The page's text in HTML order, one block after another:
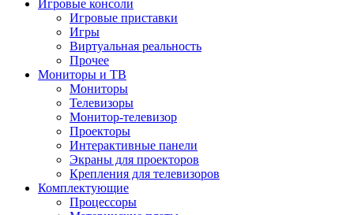
Игровые консоли
Игровые приставки
Игры
Виртуальная реальность
Прочее
Мониторы и ТВ
Мониторы
Телевизоры
Монитор-телевизор
Проекторы
Интерактивные панели
Экраны для проекторов
Крепления для телевизоров
Комплектующие
Процессоры